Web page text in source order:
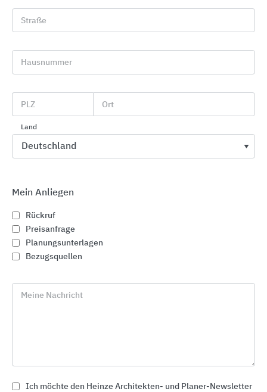
Gira
Straße
Hausnummer
PLZ Ort
Land
Mein Anliegen
Rückruf
Preisanfrage
Planungsunterlagen
Bezugsquellen
Meine Nachricht
Ich möchte den Heinze Architekten- und Planer-Newsletter